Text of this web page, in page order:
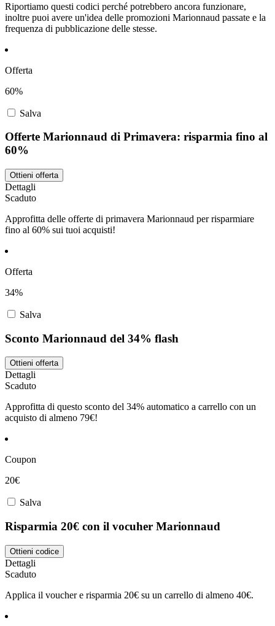
Riportiamo questi codici perché potrebbero ancora funzionare,
inoltre puoi avere un'idea delle promozioni Marionnaud passate e la
frequenza di pubblicazione delle stesse.
Offerta
60%
Salva
Offerte Marionnaud di Primavera: risparmia fino al
60%
Ottieni offerta
Dettagli
Scaduto
Approfitta delle offerte di primavera Marionnaud per risparmiare
fino al 60% sui tuoi acquisti!
Offerta
34%
Salva
Sconto Marionnaud del 34% flash
Ottieni offerta
Dettagli
Scaduto
Approfitta di questo sconto del 34% automatico a carrello con un
acquisto di almeno 79€!
Coupon
20€
Salva
Risparmia 20€ con il vocuher Marionnaud
Ottieni codice
Dettagli
Scaduto
Applica il voucher e risparmia 20€ su un carrello di almeno 40€.